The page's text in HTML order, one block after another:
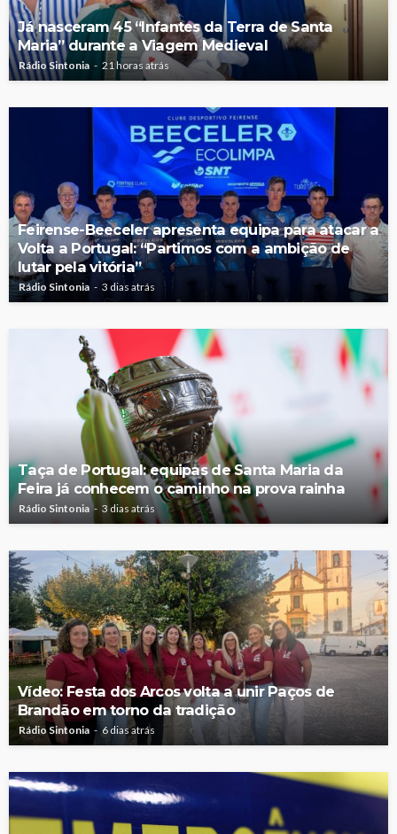
Já nasceram 45 “Infantes da Terra de Santa
Maria” durante a Viagem Medieval
Rádio Sintonia 21 horas atrás
Feirense-Beeceler apresenta equipa para atacar a
Volta a Portugal: “Partimos com a ambição de
lutar pela vitória”
Rádio Sintonia 3 dias atrás
Taça de Portugal: equipas de Santa Maria da
Feira já conhecem o caminho na prova rainha
Rádio Sintonia 3 dias atrás
Vídeo: Festa dos Arcos volta a unir Paços de
Brandão em torno da tradição
Rádio Sintonia 6 dias atrás